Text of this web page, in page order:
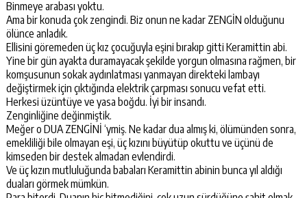
Binmeye arabası yoktu.
Ama bir konuda çok zengindi. Biz onun ne kadar ZENGİN olduğunu
ölünce anladık.
Ellisini göremeden üç kız çocuğuyla eşini bırakıp gitti Keramittin abi.
Yine bir gün ayakta duramayacak şekilde yorgun olmasına rağmen, bir
komşusunun sokak aydınlatması yanmayan direkteki lambayı
değiştirmek için çıktığında elektrik çarpması sonucu vefat etti.
Herkesi üzüntüye ve yasa boğdu. İyi bir insandı.
Zenginliğine değinmiştik.
Meğer o DUA ZENGİNİ ‘ymiş. Ne kadar dua almış ki, ölümünden sonra,
emekliliği bile olmayan eşi, üç kızını büyütüp okuttu ve üçünü de
kimseden bir destek almadan evlendirdi.
Ve üç kızın mutluluğunda babaları Keramittin abinin bunca yıl aldığı
duaları görmek mümkün.